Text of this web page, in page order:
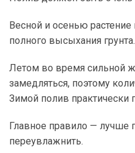
Весной и осенью
полного высыхания грунта.
Летом во время сильной
замедляться, поэтому
Зимой полив практически
Главное правило — лучше
переувлажнить.